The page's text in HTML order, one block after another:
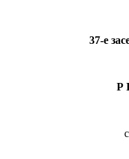
37-е
Р